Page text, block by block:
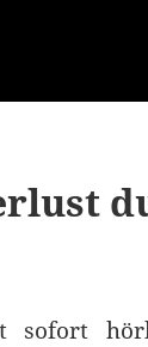
sofort